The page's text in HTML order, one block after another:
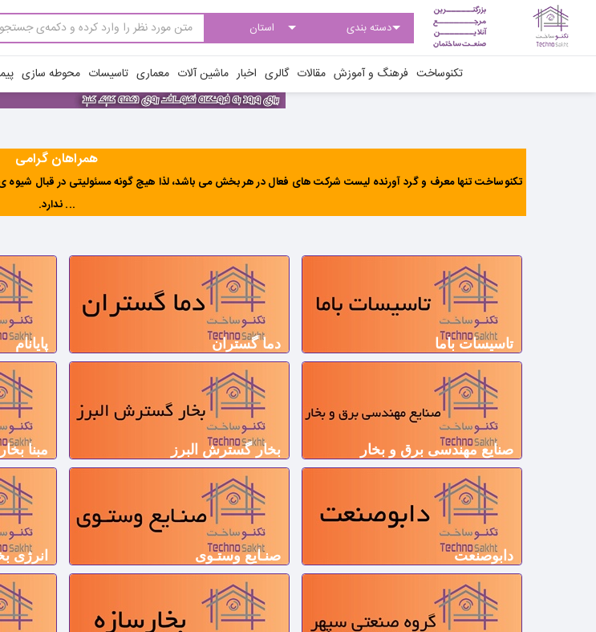
تکنوساخت فرهنگ و آموزش مقالات گالری اخبار ماشین آلات معماری تاسیسات محوطه سازی
همراهان گرامی
تکنوساخت تنها معرف و گرد آورنده لیست شرکت های فعال در هر بخش می باشد، لذا هیچ گونه مسئولیتی در قبال
... ندارد.
تاسیسات باما دما گستران پایانام
صنایع مهندسی برق و بخار بخار گسترش البرز مبنا بخار
دابوصنعت صنـایع وستـوی انرژی